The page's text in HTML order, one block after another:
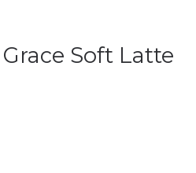
Soft Latte